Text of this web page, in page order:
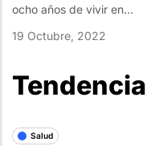
ocho años de vivir en...
19 Octubre, 2022
Tendencia
Salud